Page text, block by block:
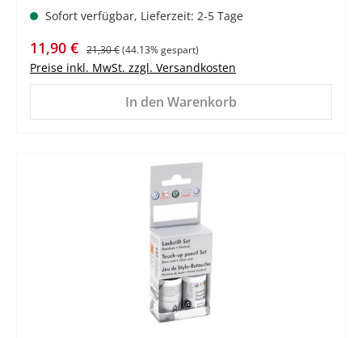
Sofort verfügbar, Lieferzeit: 2-5 Tage
Verkaufspreis:
11,90 € Regulärer Preis:
21,30 €(44.13% gespart)
Preise inkl. MwSt. zzgl. Versandkosten
In den Warenkorb